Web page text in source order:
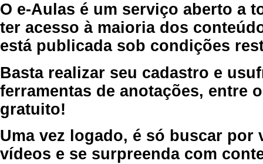
O e-Aulas é um serviço aberto a
ter acesso à maioria dos
está publicada sob condições
Basta realizar seu cadastro e
ferramentas de anotações, entre
gratuito!
Uma vez logado, é só buscar por
vídeos e se surpreenda com